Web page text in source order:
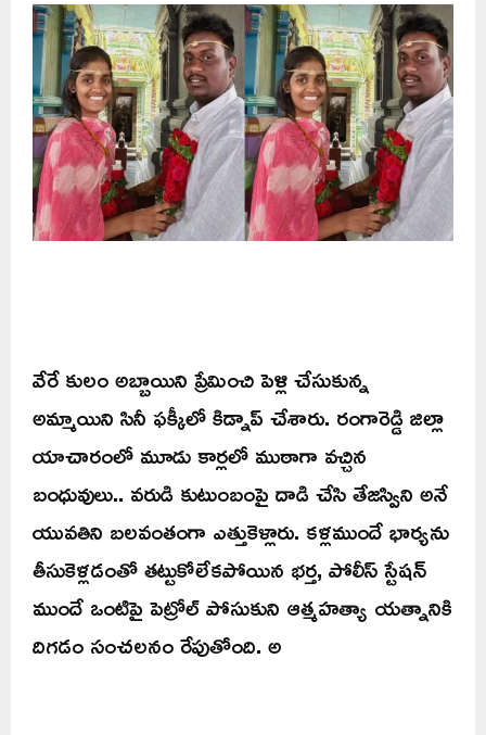
వేరే కులం అబ్బాయిని ప్రేమించి పెళ్లి చేసుకున్న
అమ్మాయిని సినీ ఫక్కీలో కిడ్నాప్ చేశారు. రంగారెడ్డి జిల్లా
యాచారంలో మూడు కార్లలో ముఠాగా వచ్చిన
బంధువులు.. వరుడి కుటుంబంపై దాడి చేసి తేజస్విని అనే
యువతిని బలవంతంగా ఎత్తుకెళ్లారు. కళ్లముందే భార్యను
తీసుకెళ్లడంతో తట్టుకోలేకపోయిన భర్త, పోలీస్ స్టేషన్
ముందే ఒంటిపై పెట్రోల్ పోసుకుని ఆత్మహత్యా యత్నానికి
దిగడం సంచలనం రేపుతోంది. అ